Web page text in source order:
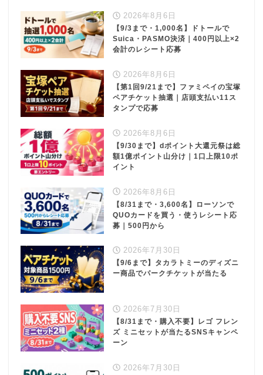
2026年8月6日
【9/3まで・1,000名】ドトールで
Suica・PASMO決済｜400円以上×2
会計のレシート応募
2026年8月6日
【第1回9/21まで】ファミペイの宝塚
ペアチケット抽選｜店頭支払い11ス
タンプで応募
2026年8月6日
【9/30まで】dポイント大還元祭は総
額1億ポイント山分け｜1口上限10ポ
イント
2026年8月6日
【8/31まで・3,600名】ローソンで
QUOカードを買う・使うレシート応
募｜500円から
2026年7月30日
【9/6まで】タカラトミーのディズニ
ー商品でパークチケットが当たる
2026年7月30日
【8/31まで・購入不要】レゴ フレン
ズ ミニセットが当たるSNSキャンペ
ーン
2026年7月30日